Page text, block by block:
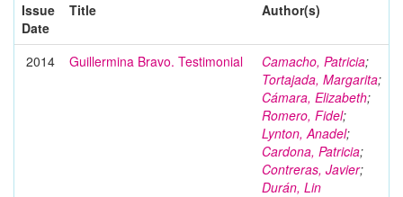
Issue
Date
Title Author(s)
2014 Guillermina Bravo. Testimonial Camacho, Patricia;
Tortajada, Margarita;
Cámara, Elizabeth;
Romero, Fidel;
Lynton, Anadel;
Cardona, Patricia;
Contreras, Javier;
Durán, Lin